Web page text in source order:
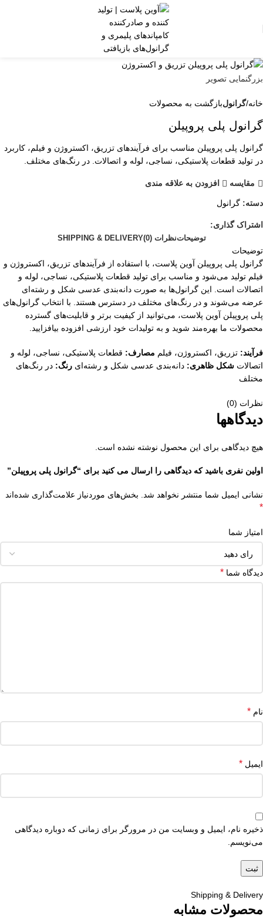
بزرگنمایی تصویر
خانه گرانولبازگشت به محصولات
گرانول پلی پروپیلن
گرانول پلی پروپیلن مناسب برای فرآیندهای تزریق، اکستروژن و فیلم، کاربرد
در تولید قطعات پلاستیکی، نساجی، لوله و اتصالات. در رنگ‌های مختلف.
مقایسه افزودن به علاقه مندی
دسته: گرانول
اشتراک گذاری:
توضیحاتنظرات (0) SHIPPING & DELIVERY
توضیحات
گرانول پلی پروپیلن آوین پلاست، با استفاده از فرآیندهای تزریق، اکستروژن و
فیلم تولید می‌شود و مناسب برای تولید قطعات پلاستیکی، نساجی، لوله و
اتصالات است. این گرانول‌ها به صورت دانه‌بندی عدسی شکل و رشته‌ای
عرضه می‌شوند و در رنگ‌های مختلف در دسترس هستند. با انتخاب گرانول‌های
پلی پروپیلن آوین پلاست، می‌توانید از کیفیت برتر و قابلیت‌های گسترده
محصولات ما بهره‌مند شوید و به تولیدات خود ارزشی افزوده بیافزایید.
فرآیند: تزریق، اکستروژن، فیلم مصارف: قطعات پلاستیکی، نساجی، لوله و
اتصالات شکل ظاهری: دانه‌بندی عدسی شکل و رشته‌ای رنگ: در رنگ‌های
مختلف
نظرات (0)
دیدگاهها
هیچ دیدگاهی برای این محصول نوشته نشده است.
اولین نفری باشید که دیدگاهی را ارسال می کنید برای “گرانول پلی پروپیلن”
نشانی ایمیل شما منتشر نخواهد شد. بخش‌های موردنیاز علامت‌گذاری شده‌اند
*
امتیاز شما
دیدگاه شما *
نام *
ایمیل *
ذخیره نام، ایمیل و وبسایت من در مرورگر برای زمانی که دوباره دیدگاهی
می‌نویسم.
Shipping & Delivery
محصولات مشابه